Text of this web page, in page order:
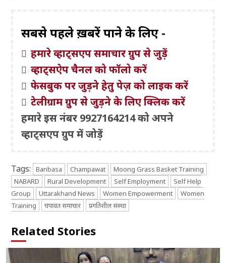
सबसे पहले ख़बरें पाने के लिए -
हमारे व्हाट्सएप समाचार ग्रुप से जुड़ें
व्हाट्सऐप चैनल को फॉलो करें
फेसबुक पर जुड़ने हेतु पेज़ को लाइक करें
टेलीग्राम ग्रुप से जुड़ने के लिए क्लिक करें
हमारे इस नंबर 9927164214 को अपने
व्हाट्सएप ग्रुप में जोड़ें
Tags: Banbasa Champawat
Moong Grass Basket Training
NABARD
Rural Development Self Employment
Self Help
Group
Uttarakhand News Women Empowerment
Women
Training
चंपावत समाचार प्रगतिशील संस्था
Related Stories